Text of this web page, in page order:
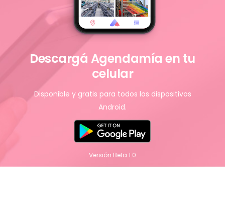
Descargá Agendamía en tu
celular
Disponible y gratis para todos los dispositivos
Android.
Versión Beta 1.0